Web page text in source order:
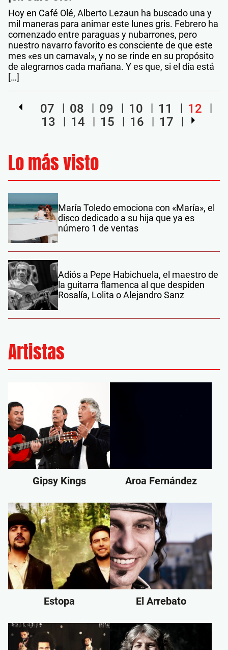
Hoy en Café Olé, Alberto Lezaun ha buscado una y
mil maneras para animar este lunes gris. Febrero ha
comenzado entre paraguas y nubarrones, pero
nuestro navarro favorito es consciente de que este
mes «es un carnaval», y no se rinde en su propósito
de alegrarnos cada mañana. Y es que, si el día está
[…]
07 08 09 10 11
12
13
14 15 16 17
Lo más visto
María Toledo emociona con «María», el
disco dedicado a su hija que ya es
número 1 de ventas
Adiós a Pepe Habichuela, el maestro de
la guitarra flamenca al que despiden
Rosalía, Lolita o Alejandro Sanz
Artistas
Gipsy Kings Aroa Fernández
Estopa El Arrebato